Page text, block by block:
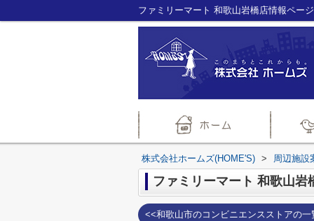
株式会社ホームズ(HOME'S) > 周辺施設
ファミリーマート 和歌山岩
<<和歌山市のコンビニエンスストアの一